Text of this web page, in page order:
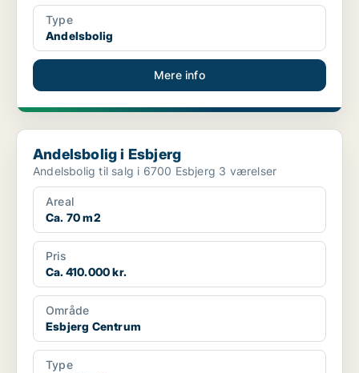
Type
Andelsbolig
Mere info
Andelsbolig i Esbjerg
Andelsbolig i Esbjerg
Andelsbolig til salg i 6700 Esbjerg 3 værelser
Areal
Ca. 70 m2
Pris
Ca. 410.000 kr.
Område
Esbjerg Centrum
Type